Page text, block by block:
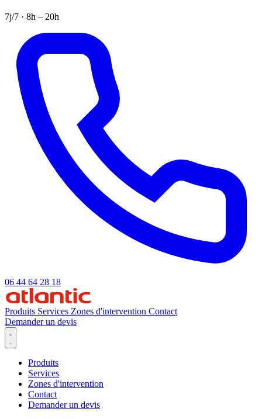
7j/7 · 8h – 20h
06 44 64 28 18
Produits Services Zones d'intervention Contact
Demander un devis
Produits
Services
Zones d'intervention
Contact
Demander un devis